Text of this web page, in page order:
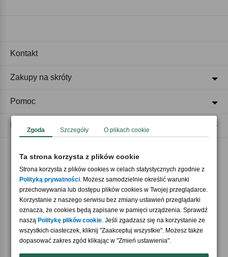
Akceptujemy płatności
Nasi partnerzy
Kontakt
Zakupy na skróty
Pomoc
Zgoda Szczegóły O plikach cookie
Ta strona korzysta z plików cookie
Strona korzysta z plików cookies w celach statystycznych zgodnie z
Polityką prywatności. Możesz samodzielnie określić warunki
przechowywania lub dostępu plików cookies w Twojej przeglądarce.
Korzystanie z naszego serwisu bez zmiany ustawień przeglądarki
oznacza, że cookies będą zapisane w pamięci urządzenia. Sprawdź
naszą Politykę plików cookie. Jeśli zgadzasz się na korzystanie ze
wszystkich ciasteczek, kliknij "Zaakceptuj wszystkie". Możesz także
dopasować zakres zgód klikając w "Zmień ustawienia".